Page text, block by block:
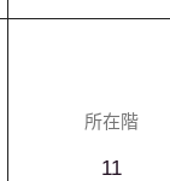
所在階
11